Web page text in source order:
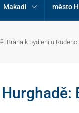
Makadi město
Brána k bydlení u